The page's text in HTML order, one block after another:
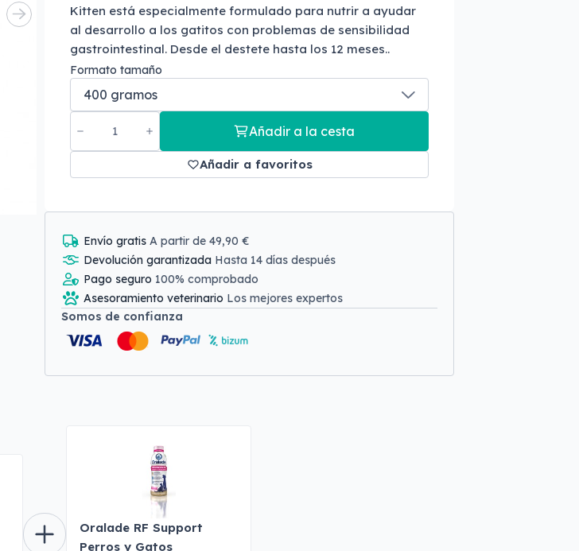
Kitten está especialmente formulado para nutrir a ayudar
al desarrollo a los gatitos con problemas de sensibilidad
gastrointestinal. Desde el destete hasta los 12 meses..
Formato tamaño
Añadir a la cesta
Añadir a favoritos
Envío gratis A partir de 49,90 €
Devolución garantizada Hasta 14 días después
Pago seguro 100% comprobado
Asesoramiento veterinario Los mejores expertos
Somos de confianza
Oralade RF Support
Perros y Gatos